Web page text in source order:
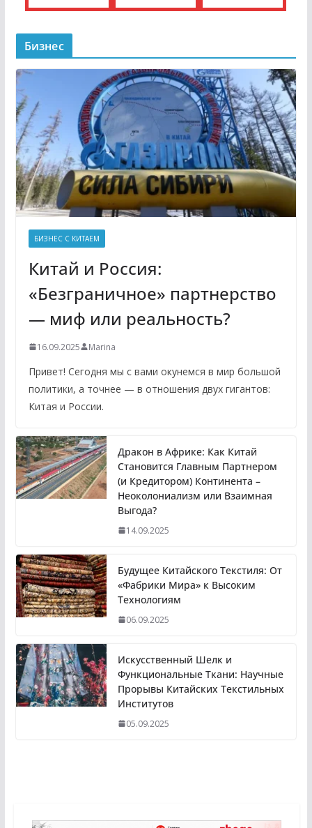
Бизнес
БИЗНЕС С КИТАЕМ
Китай и Россия:
«Безграничное» партнерство
— миф или реальность?
16.09.2025 Marina
Привет! Сегодня мы с вами окунемся в мир большой
политики, а точнее — в отношения двух гигантов:
Китая и России.
Дракон в Африке: Как Китай
Становится Главным Партнером
(и Кредитором) Континента –
Неоколониализм или Взаимная
Выгода?
14.09.2025
Будущее Китайского Текстиля: От
«Фабрики Мира» к Высоким
Технологиям
06.09.2025
Искусственный Шелк и
Функциональные Ткани: Научные
Прорывы Китайских Текстильных
Институтов
05.09.2025